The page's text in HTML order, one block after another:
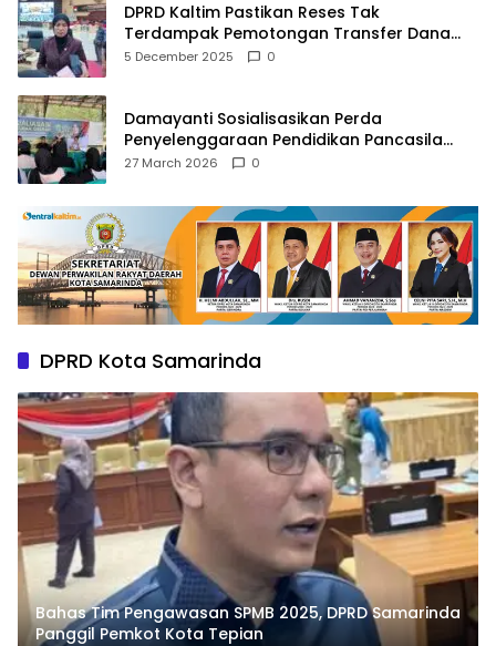
DPRD Kaltim Pastikan Reses Tak
Terdampak Pemotongan Transfer Dana
Pusat
5 December 2025 0
Damayanti Sosialisasikan Perda
Penyelenggaraan Pendidikan Pancasila
dan Wawasan Kebangsaan
27 March 2026 0
DPRD Kota Samarinda
Bahas Tim Pengawasan SPMB 2025, DPRD Samarinda
Panggil Pemkot Kota Tepian